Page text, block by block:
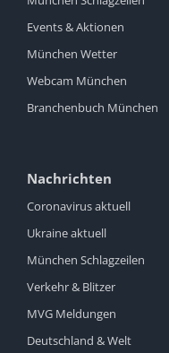
Events & Aktionen
München Wetter
Webcam München
Branchenbuch München
Nachrichten
Coronavirus aktuell
Ukraine aktuell
München Schlagzeilen
Verkehr & Blitzer
MVG Meldungen
Deutschland & Welt